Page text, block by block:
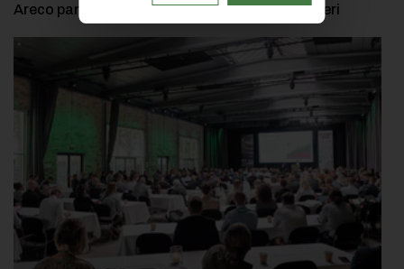
Areco pandeplader på prisvindende skolebyggeri